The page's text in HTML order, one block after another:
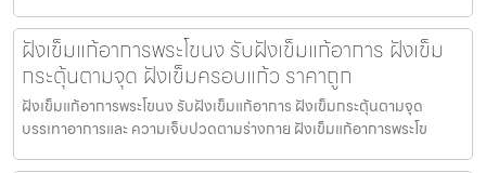
ฝังเข็มแก้อาการพระโขนง รับฝังเข็มแก้อาการ ฝังเข็ม
กระตุ้นตามจุด ฝังเข็มครอบแก้ว ราคาถูก
ฝังเข็มแก้อาการพระโขนง รับฝังเข็มแก้อาการ ฝังเข็มกระตุ้นตามจุด
บรรเทาอาการและ ความเจ็บปวดตามร่างกาย ฝังเข็มแก้อาการพระโข